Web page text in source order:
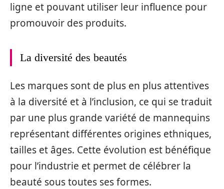
ligne et pouvant utiliser leur influence pour
promouvoir des produits.
La diversité des beautés
Les marques sont de plus en plus attentives
à la diversité et à l’inclusion, ce qui se traduit
par une plus grande variété de mannequins
représentant différentes origines ethniques,
tailles et âges. Cette évolution est bénéfique
pour l’industrie et permet de célébrer la
beauté sous toutes ses formes.